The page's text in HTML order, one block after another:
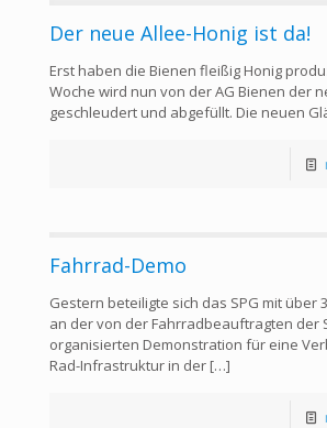
Der neue Allee-Honig ist da!
Erst haben die Bienen fleißig Honig
Woche wird nun von der AG Bienen der
geschleudert und abgefüllt. Die neuen
Fahrrad-Demo
Gestern beteiligte sich das SPG mit über
an der von der Fahrradbeauftragten der
organisierten Demonstration für eine
Rad-Infrastruktur in der […]